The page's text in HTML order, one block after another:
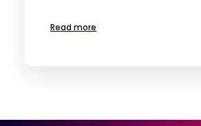
Read more